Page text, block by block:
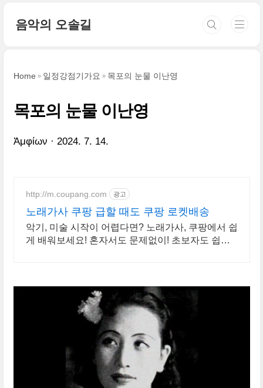
음악의 오솔길
Home 일정강점기가요 목포의 눈물 이난영
목포의 눈물 이난영
Ἀμφίων 2024. 7. 14.
http://m.coupang.com 광고
노래가사 쿠팡 급할 때도 쿠팡 로켓배송
악기, 미술 시작이 어렵다면? 노래가사, 쿠팡에서 쉽
게 배워보세요! 혼자서도 문제없이! 초보자도 쉽게